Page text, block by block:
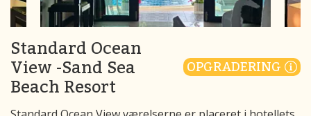
Standard Ocean
View -Sand Sea
Beach Resort
OPGRADERING